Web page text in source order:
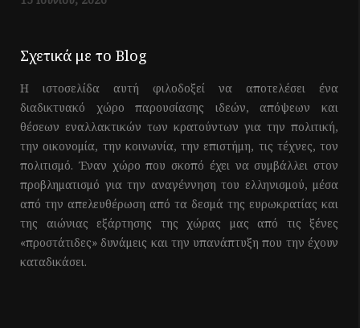
Σχετικά με το Blog
Η ιστοσελίδα αυτή φιλοδοξεί να αποτελέσει ένα
διαδικτυακό χώρο παρουσίασης ιδεών, απόψεων και
θέσεων εναλλακτικών των κρατούντων για την πολιτική,
την οικονομία, την κοινωνία, την επιστήμη, τις τέχνες, τον
πολιτισμό. Έναν χώρο που σκοπό έχει να συμβάλλει στον
προβληματισμό για την αναγέννηση του ελληνισμού, μέσα
από την απελευθέρωση από τα δεσμά της ευρωκρατίας και
της αιώνιας εξάρτησης της χώρας μας από τις ξένες
«προστάτιδες» δυνάμεις και την υπανάπτυξη που την έχουν
καταδικάσει.